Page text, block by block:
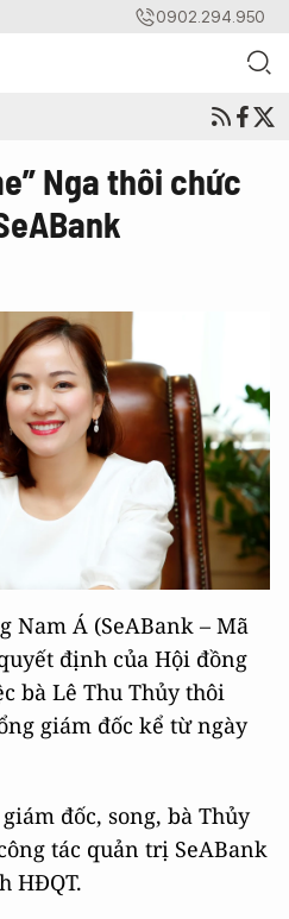
0902.294.950
Nga thôi chức
Nam Á (SeABank – Mã
định của Hội đồng
bà Lê Thu Thủy thôi
giám đốc kể từ ngày
đốc, song, bà Thủy
tác quản trị SeABank
HĐQT.